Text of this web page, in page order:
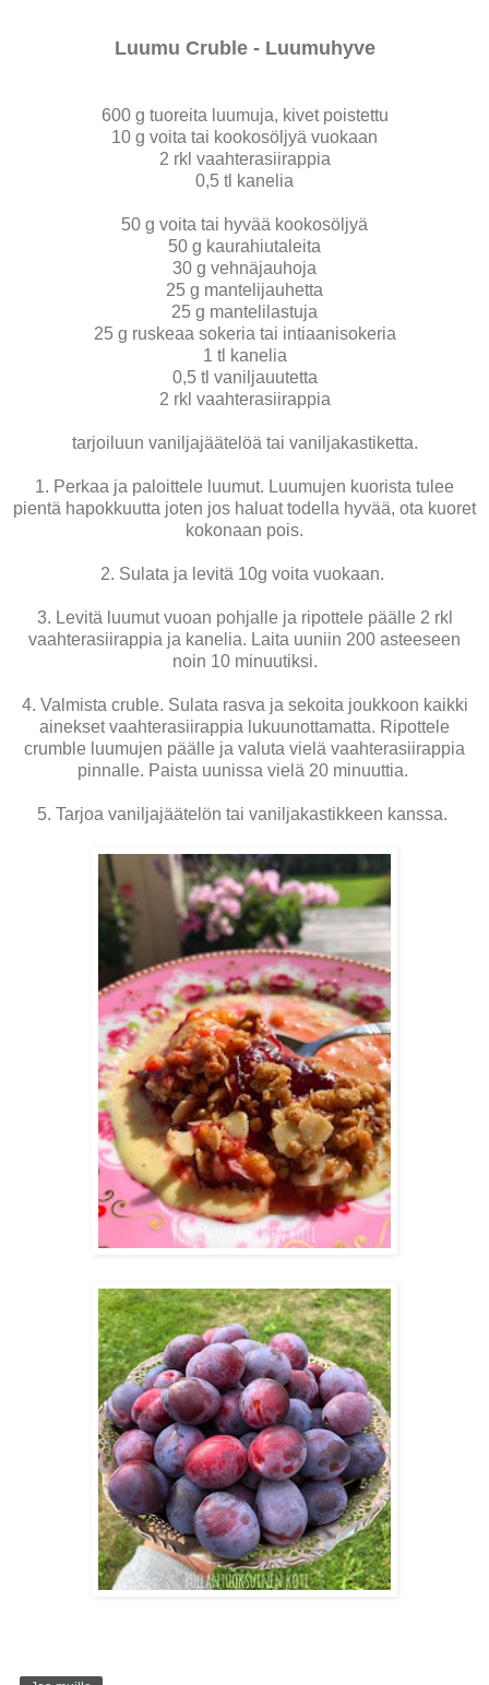
Luumu Cruble - Luumuhyve
600 g tuoreita luumuja, kivet poistettu
10 g voita tai kookosöljyä vuokaan
2 rkl vaahterasiirappia
0,5 tl kanelia
50 g voita tai hyvää kookosöljyä
50 g kaurahiutaleita
30 g vehnäjauhoja
25 g mantelijauhetta
25 g mantelilastuja
25 g ruskeaa sokeria tai intiaanisokeria
1 tl kanelia
0,5 tl vaniljauutetta
2 rkl vaahterasiirappia
tarjoiluun vaniljajäätelöä tai vaniljakastiketta.
1. Perkaa ja paloittele luumut. Luumujen kuorista tulee
pientä hapokkuutta joten jos haluat todella hyvää, ota kuoret
kokonaan pois.
2. Sulata ja levitä 10g voita vuokaan.
3. Levitä luumut vuoan pohjalle ja ripottele päälle 2 rkl
vaahterasiirappia ja kanelia. Laita uuniin 200 asteeseen
noin 10 minuutiksi.
4. Valmista cruble. Sulata rasva ja sekoita joukkoon kaikki
ainekset vaahterasiirappia lukuunottamatta. Ripottele
crumble luumujen päälle ja valuta vielä vaahterasiirappia
pinnalle. Paista uunissa vielä 20 minuuttia.
5. Tarjoa vaniljajäätelön tai vaniljakastikkeen kanssa.